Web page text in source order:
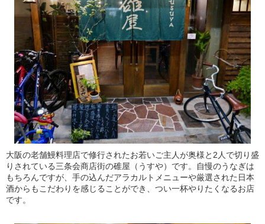
大阪の老舗鰻料理店で修行されたお若いご主人が奥様と2人で切り盛
りされている三条会商店街の碓屋（うすや）です。自慢のうなぎは
もちろんですが、手の込んだアラカルトメニューや厳選された日本
酒からもこだわりを感じることができ、つい一杯やりたくなるお店
です。